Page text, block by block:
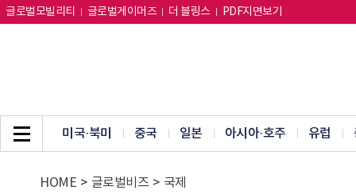
글로벌모빌리티 글로벌게이머즈 더 블링스 PDF지면보기
미국·북미 중국 일본 아시아·호주 유럽
HOME > 글로벌비즈 > 국제